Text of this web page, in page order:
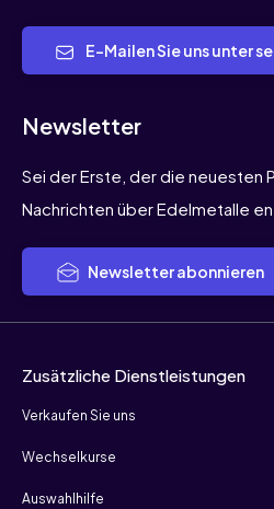
E-Mailen Sie uns unter
Newsletter
Sei der Erste, der die neuesten
Nachrichten über Edelmetalle
Newsletter abonnieren
Zusätzliche Dienstleistungen
Verkaufen Sie uns
Wechselkurse
Auswahlhilfe